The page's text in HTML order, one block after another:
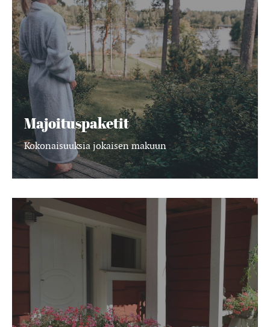
Majoituspaketit
Kokonaisuuksia jokaisen makuun
Pihatupa